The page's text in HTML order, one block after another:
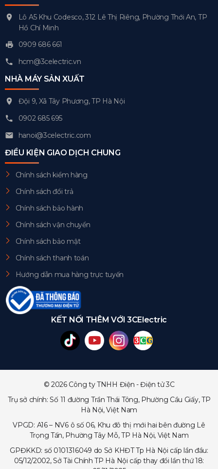
Lô A5 Khu Codesco, 312 Lê Thị Riêng, Phường Thới An, TP
Hồ Chí Minh
0909 686 661
hcm@3celectric.vn
NHÀ MÁY SẢN XUẤT
Đội 9, Xã Tây Phương, TP Hà Nội
0902 685 695
hanoi@3celectric.com
ĐIỀU KIỆN GIAO DỊCH CHUNG
Chính sách kiểm hàng
Chính sách đổi trả
Chính sách bảo hành
Chính sách vận chuyển
Chính sách bảo mật
Chính sách thanh toán
Hướng dẫn mua hàng trực tuyến
KẾT NỐI THÊM VỚI 3CElectric
© 2026 Công ty TNHH Điện - Điện tử 3C
Trụ sở chính: Số 11 đường Trần Thái Tông, Phường Cầu Giấy, TP
Hà Nội, Việt Nam
VPGD: A16 – NV6 ô số 06, Khu đô thị mới hai bên đường Lê
Trọng Tấn, Phường Tây Mỗ, TP Hà Nội, Việt Nam
GPĐKKD: số 0101316049 do Sở KHĐT Tp Hà Nội cấp lần đầu:
05/12/2002, Sở Tài Chính TP Hà Nội cấp thay đổi lần thứ 18: